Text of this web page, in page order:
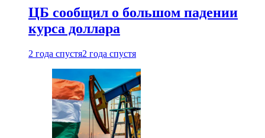
ЦБ сообщил о большом падении
курса доллара
2 года спустя2 года спустя